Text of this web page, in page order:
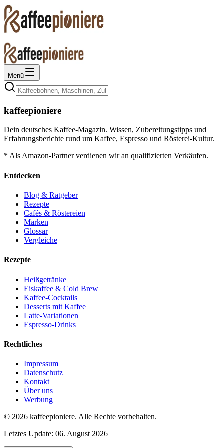
Menü
kaffeepioniere
Dein deutsches Kaffee-Magazin. Wissen, Zubereitungstipps und
Erfahrungsberichte rund um Kaffee, Espresso und Rösterei-Kultur.
* Als Amazon-Partner verdienen wir an qualifizierten Verkäufen.
Entdecken
Blog & Ratgeber
Rezepte
Cafés & Röstereien
Marken
Glossar
Vergleiche
Rezepte
Heißgetränke
Eiskaffee & Cold Brew
Kaffee-Cocktails
Desserts mit Kaffee
Latte-Variationen
Espresso-Drinks
Rechtliches
Impressum
Datenschutz
Kontakt
Über uns
Werbung
© 2026 kaffeepioniere. Alle Rechte vorbehalten.
Letztes Update: 06. August 2026